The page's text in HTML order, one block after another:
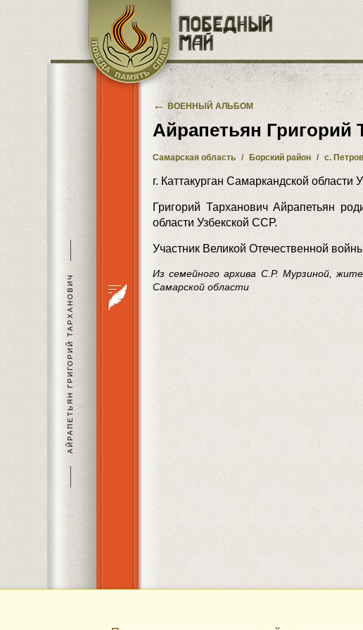
Перейти к основному содержанию
АЙРАПЕТЬЯН ГРИГОРИЙ ТАРХАНОВИЧ
←ВОЕННЫЙ АЛЬБОМ
Айрапетьян Григорий
Самарская область / Борский район / с.
г. Каттакурган Самаркандской области
Григорий Тарханович Айрапетьян
области Узбекской ССР.
Участник Великой Отечественной
Из семейного архива С.Р. Мурзиной,
Самарской области